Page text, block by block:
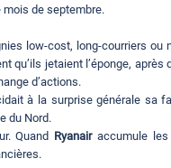
mois de septembre.
low-cost, long-courriers ou
qu’ils jetaient l’éponge, après
d’actions.
à la surprise générale sa
du Nord.
Quand Ryanairaccumule les